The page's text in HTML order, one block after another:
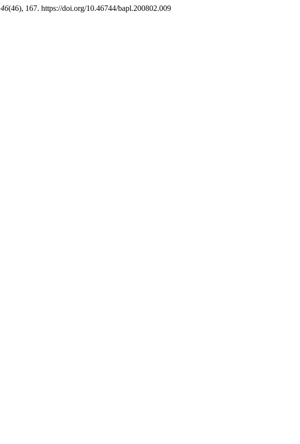
46(46), 167. https://doi.org/10.46744/bapl.200802.009